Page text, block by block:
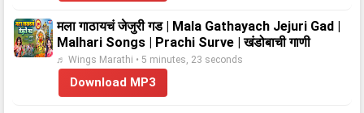
मला गाठायचं जेजुरी गड | Mala Gathayach Jejuri Gad |
Malhari Songs | Prachi Surve | खंडोबाची गाणी
♬ Wings Marathi • 5 minutes, 23 seconds
Download MP3